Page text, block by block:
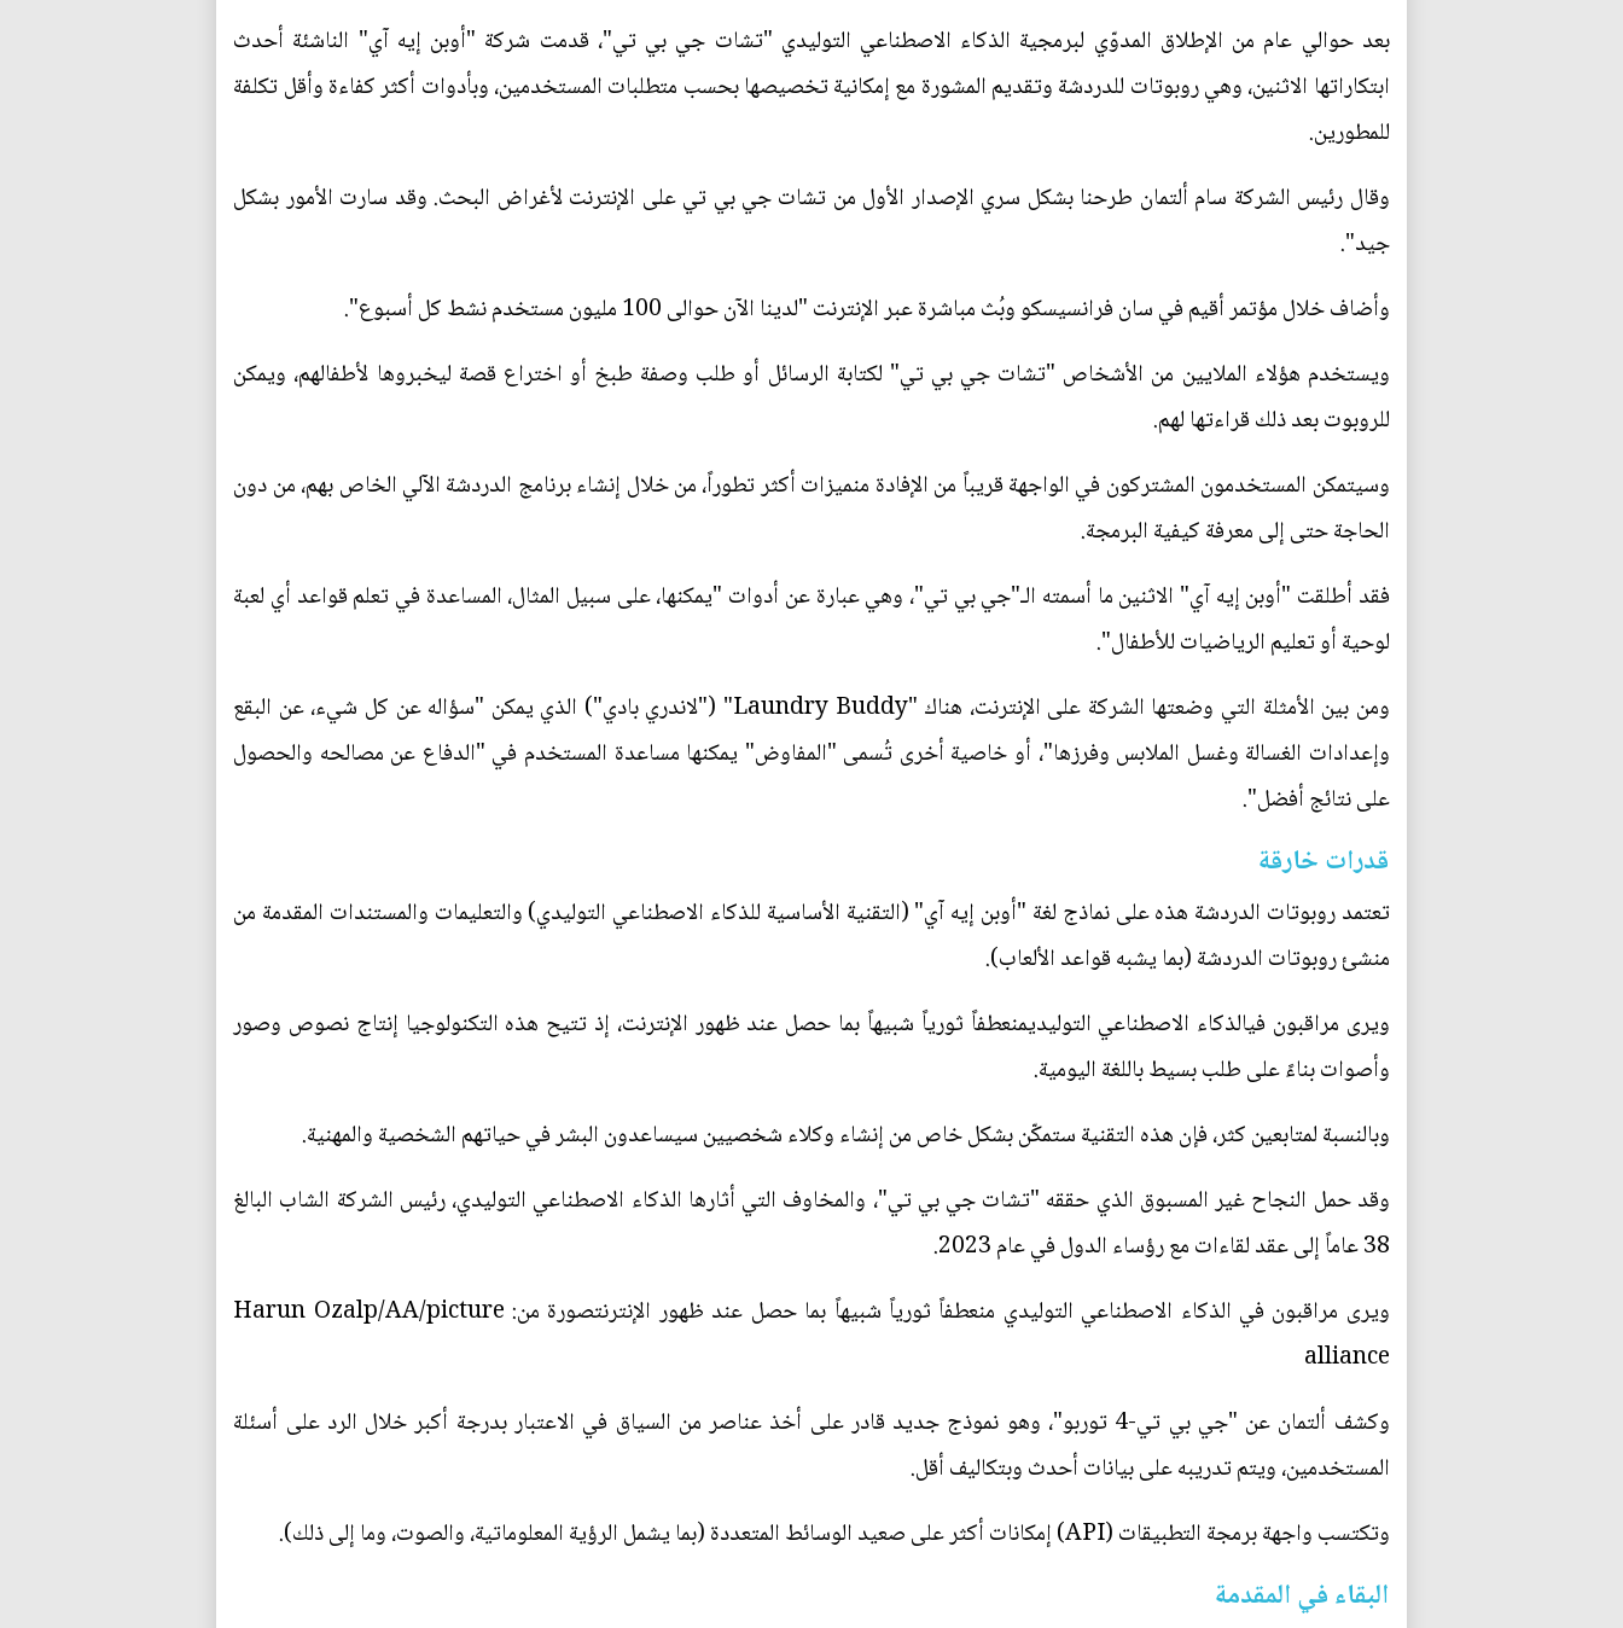
بعد حوالي عام من الإطلاق المدوّي لبرمجية الذكاء الاصطناعي التوليدي "تشات جي بي تي"، قدمت شركة "أوبن إيه آي" الناشئة أحدث
ابتكاراتها الاثنين، وهي روبوتات للدردشة وتقديم المشورة مع إمكانية تخصيصها بحسب متطلبات المستخدمين، وبأدوات أكثر كفاءة وأقل تكلفة
للمطورين.
وقال رئيس الشركة سام ألتمان طرحنا بشكل سري الإصدار الأول من تشات جي بي تي على الإنترنت لأغراض البحث. وقد سارت الأمور بشكل
جيد".
وأضاف خلال مؤتمر أقيم في سان فرانسيسكو وبُث مباشرة عبر الإنترنت "لدينا الآن حوالى 100 مليون مستخدم نشط كل أسبوع".
ويستخدم هؤلاء الملايين من الأشخاص "تشات جي بي تي" لكتابة الرسائل أو طلب وصفة طبخ أو اختراع قصة ليخبروها لأطفالهم، ويمكن
للروبوت بعد ذلك قراءتها لهم.
وسيتمكن المستخدمون المشتركون في الواجهة قريباً من الإفادة منميزات أكثر تطوراً، من خلال إنشاء برنامج الدردشة الآلي الخاص بهم، من دون
الحاجة حتى إلى معرفة كيفية البرمجة.
فقد أطلقت "أوبن إيه آي" الاثنين ما أسمته الـ"جي بي تي"، وهي عبارة عن أدوات "يمكنها، على سبيل المثال، المساعدة في تعلم قواعد أي لعبة
لوحية أو تعليم الرياضيات للأطفال".
ومن بين الأمثلة التي وضعتها الشركة على الإنترنت، هناك "Laundry Buddy" ("لاندري بادي") الذي يمكن "سؤاله عن كل شيء، عن البقع
وإعدادات الغسالة وغسل الملابس وفرزها"، أو خاصية أخرى تُسمى "المفاوض" يمكنها مساعدة المستخدم في "الدفاع عن مصالحه والحصول
على نتائج أفضل".
قدرات خارقة
تعتمد روبوتات الدردشة هذه على نماذج لغة "أوبن إيه آي" (التقنية الأساسية للذكاء الاصطناعي التوليدي) والتعليمات والمستندات المقدمة من
منشئ روبوتات الدردشة (بما يشبه قواعد الألعاب).
ويرى مراقبون فيالذكاء الاصطناعي التوليديمنعطفاً ثورياً شبيهاً بما حصل عند ظهور الإنترنت، إذ تتيح هذه التكنولوجيا إنتاج نصوص وصور
وأصوات بناءً على طلب بسيط باللغة اليومية.
وبالنسبة لمتابعين كثر، فإن هذه التقنية ستمكّن بشكل خاص من إنشاء وكلاء شخصيين سيساعدون البشر في حياتهم الشخصية والمهنية.
وقد حمل النجاح غير المسبوق الذي حققه "تشات جي بي تي"، والمخاوف التي أثارها الذكاء الاصطناعي التوليدي، رئيس الشركة الشاب البالغ
38 عاماً إلى عقد لقاءات مع رؤساء الدول في عام 2023.
ويرى مراقبون في الذكاء الاصطناعي التوليدي منعطفاً ثورياً شبيهاً بما حصل عند ظهور الإنترنتصورة من: Harun Ozalp/AA/picture
alliance
وكشف ألتمان عن "جي بي تي-4 توربو"، وهو نموذج جديد قادر على أخذ عناصر من السياق في الاعتبار بدرجة أكبر خلال الرد على أسئلة
المستخدمين، ويتم تدريبه على بيانات أحدث وبتكاليف أقل.
وتكتسب واجهة برمجة التطبيقات (API) إمكانات أكثر على صعيد الوسائط المتعددة (بما يشمل الرؤية المعلوماتية، والصوت، وما إلى ذلك).
البقاء في المقدمة